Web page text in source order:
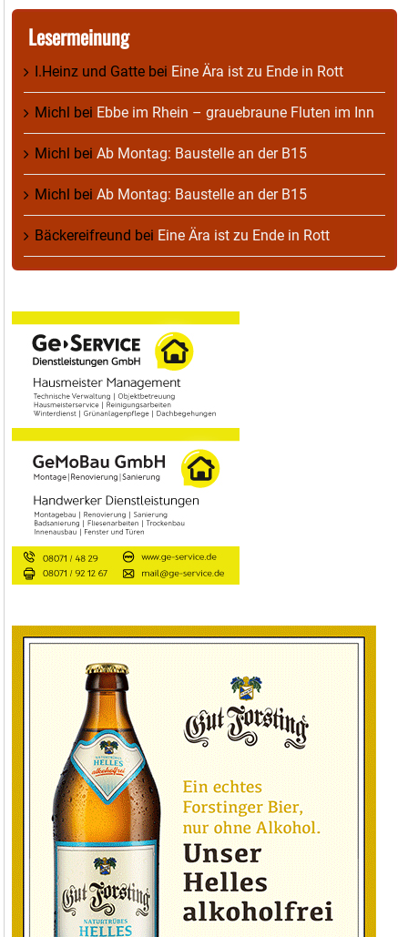
Lesermeinung
I.Heinz und Gatte bei Eine Ära ist zu Ende in Rott
Michl bei Ebbe im Rhein – grauebraune Fluten im Inn
Michl bei Ab Montag: Baustelle an der B15
Michl bei Ab Montag: Baustelle an der B15
Bäckereifreund bei Eine Ära ist zu Ende in Rott